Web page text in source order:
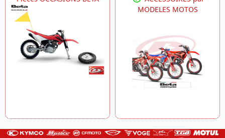
MODELES MOTOS